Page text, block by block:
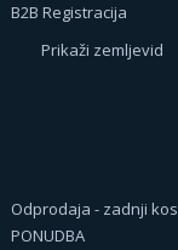
B2B Registracija
Prikaži zemljevid
Odprodaja - zadnji
PONUDBA